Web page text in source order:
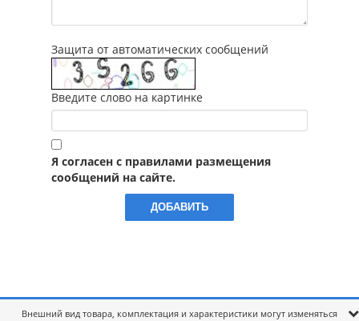
Защита от автоматических сообщений
Введите слово на картинке
Я согласен с правилами размещения
сообщений на сайте.
Внешний вид товара, комплектация и характеристики могут изменяться